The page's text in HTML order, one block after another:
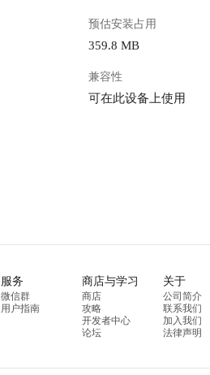
预估安装占用
359.8 MB
兼容性
可在此设备上使用
服务
微信群
用户指南
商店与学习
商店
攻略
开发者中心
论坛
关于
公司简介
联系我们
加入我们
法律声明